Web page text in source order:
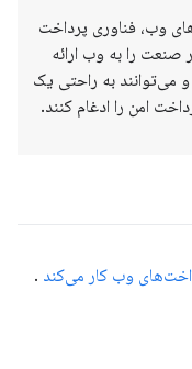
وب، فناوری پرداخت
صنعت را به وب ارائه
می‌توانند به راحتی یک
امن را ادغام کنند.
وب کار می‌کند .